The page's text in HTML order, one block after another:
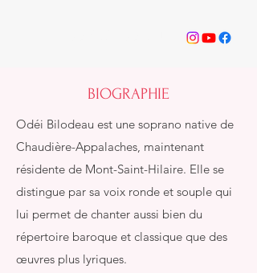
BIOGRAPHIE
Odéi Bilodeau est une soprano native de
Chaudière-Appalaches, maintenant
résidente de Mont-Saint-Hilaire. Elle se
distingue par sa voix ronde et souple qui
lui permet de chanter aussi bien du
répertoire baroque et classique que des
œuvres plus lyriques. ​